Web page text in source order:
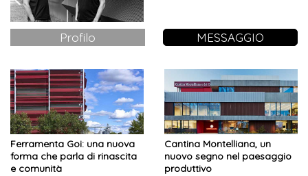
Profilo MESSAGGIO
Ferramenta Goi: una nuova
forma che parla di rinascita
e comunità
Cantina Montelliana, un
nuovo segno nel paesaggio
produttivo